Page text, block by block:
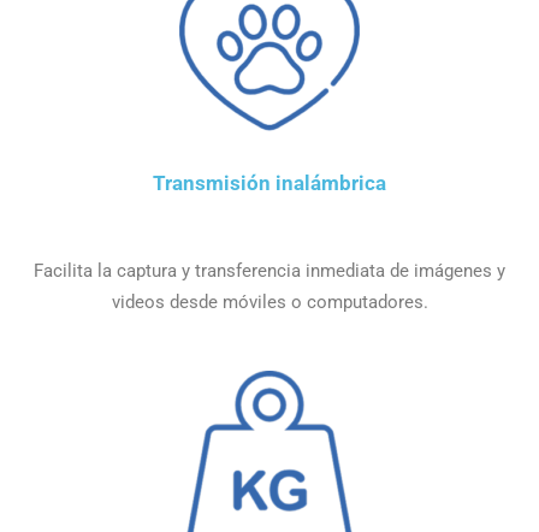
Transmisión inalámbrica
Facilita la captura y transferencia inmediata de imágenes y
videos desde móviles o computadores.